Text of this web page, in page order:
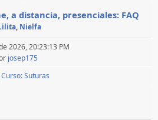
a distancia, presenciales: FAQ
, Nielfa
2026, 20:23:13 PM
josep175
Curso: Suturas